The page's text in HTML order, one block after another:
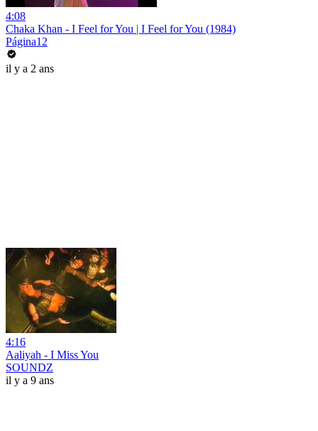
4:08
Chaka Khan - I Feel for You | I Feel for You (1984)
Página12
il y a 2 ans
4:16
Aaliyah - I Miss You
SOUNDZ
il y a 9 ans